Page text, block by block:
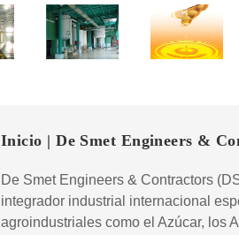
Inicio | De Smet Engineers &
De Smet Engineers & Contractors
integrador industrial internacional
agroindustriales como el Azúcar, los